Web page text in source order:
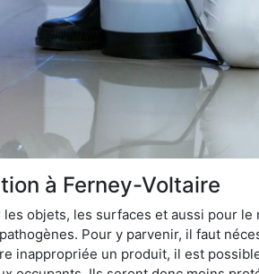
à Ferney-Voltaire
objets, les surfaces et aussi pour
Pour y parvenir, il faut
inappropriée un produit, il est